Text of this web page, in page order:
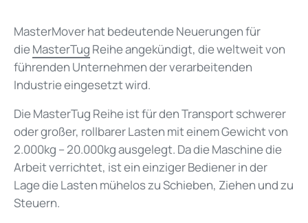
MasterMover hat bedeutende Neuerungen für
dieMasterTug Reihe angekündigt, die weltweit von
führenden Unternehmen der verarbeitenden
Industrie eingesetzt wird.
Die MasterTug Reihe ist für den Transport schwerer
oder großer, rollbarer Lasten mit einem Gewicht von
2.000kg – 20.000kg ausgelegt. Da die Maschine die
Arbeit verrichtet, ist ein einziger Bediener in der
Lage die Lasten mühelos zu Schieben, Ziehen und zu
Steuern.